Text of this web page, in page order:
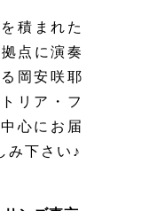
積まれた
点に演奏
岡安咲耶
リア・フ
心にお届
み下さい♪